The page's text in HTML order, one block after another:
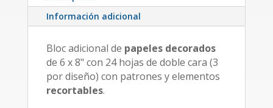
Información adicional
Bloc adicional de papeles decorados
de 6 x 8" con 24 hojas de doble cara (3
por diseño) con patrones y elementos
recortables.